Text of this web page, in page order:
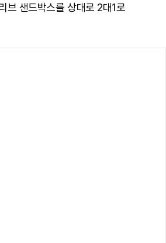
브 샌드박스를 상대로 2대1로